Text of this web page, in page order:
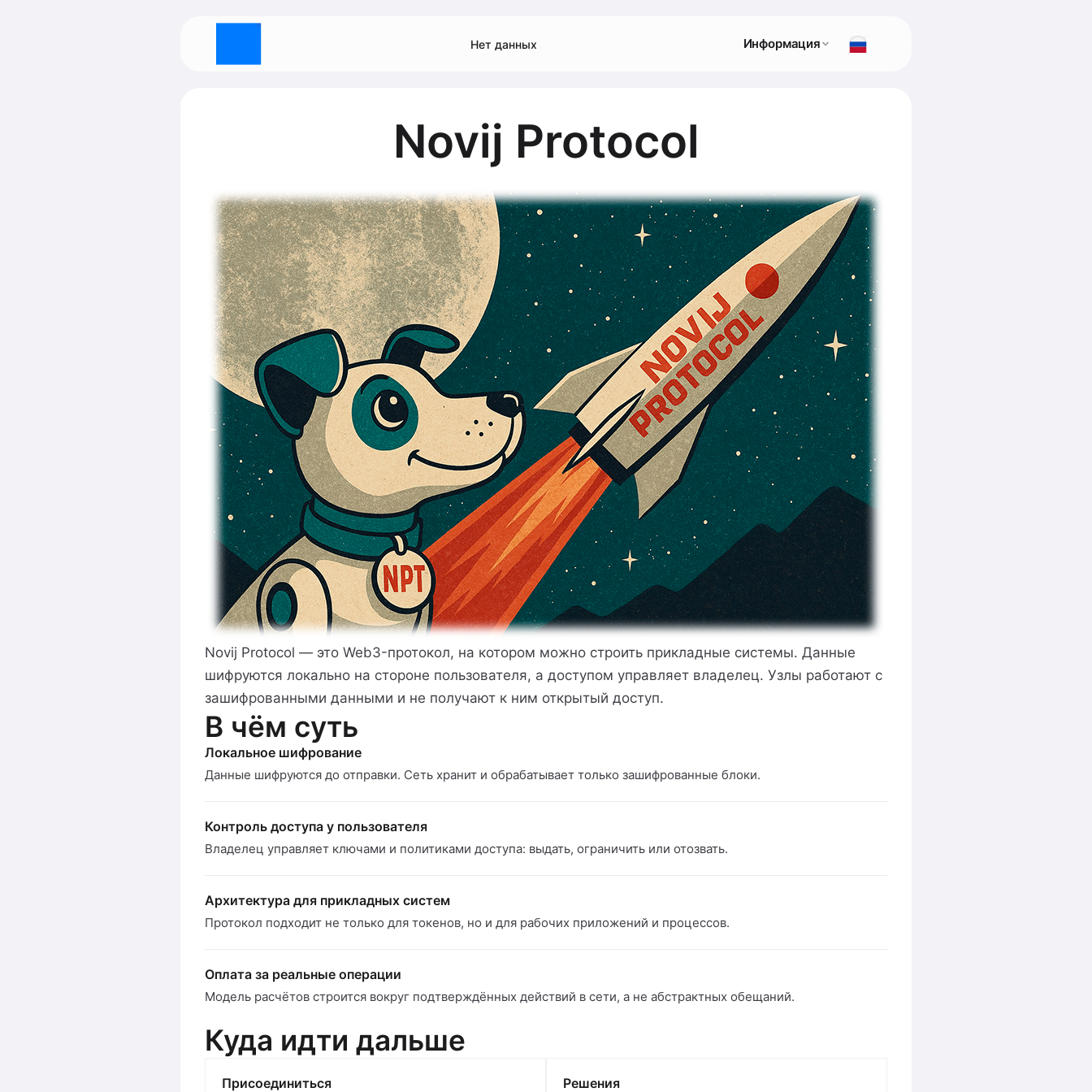
Нет данных Информация
Novij Protocol
Novij Protocol — это Web3-протокол, на котором можно строить прикладные системы. Данные
шифруются локально на стороне пользователя, а доступом управляет владелец. Узлы работают с
зашифрованными данными и не получают к ним открытый доступ.
В чём суть
Локальное шифрование
Данные шифруются до отправки. Сеть хранит и обрабатывает только зашифрованные блоки.
Контроль доступа у пользователя
Владелец управляет ключами и политиками доступа: выдать, ограничить или отозвать.
Архитектура для прикладных систем
Протокол подходит не только для токенов, но и для рабочих приложений и процессов.
Оплата за реальные операции
Модель расчётов строится вокруг подтверждённых действий в сети, а не абстрактных обещаний.
Куда идти дальше
Присоединиться Решения